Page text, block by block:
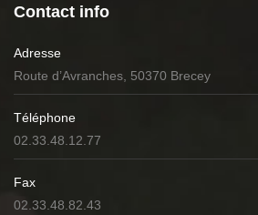
Contact info
Adresse
Route d’Avranches, 50370 Brecey
Téléphone
02.33.48.12.77
Fax
02.33.48.82.43